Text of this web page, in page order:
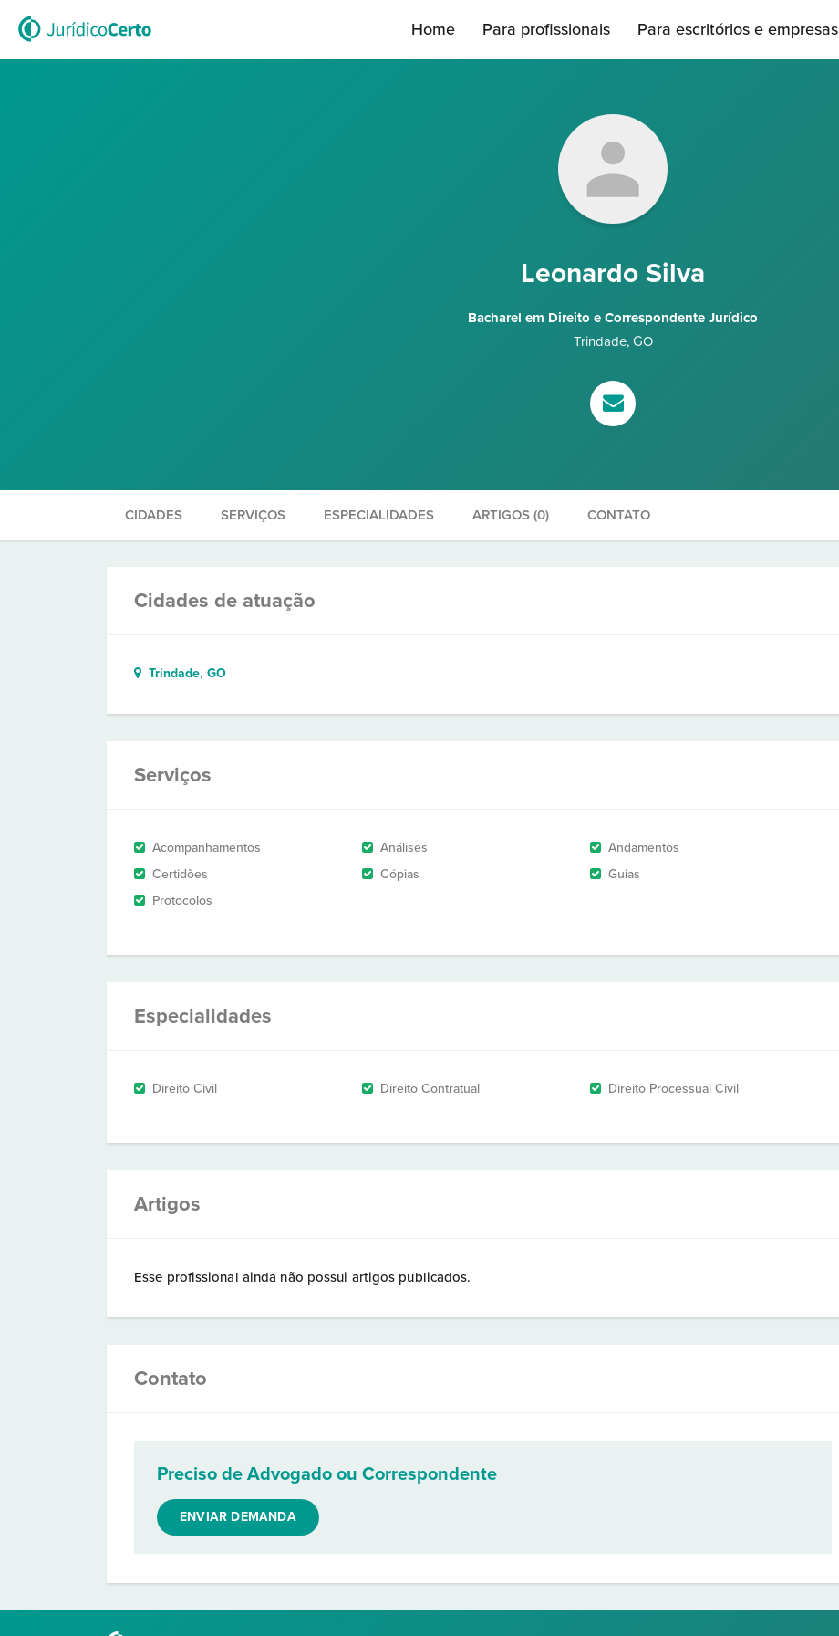
Home Para profissionais Para escritórios e empresas
Leonardo Silva
Bacharel em Direito e Correspondente Jurídico
Trindade, GO
CIDADES SERVIÇOS ESPECIALIDADES ARTIGOS (0) CONTATO
Cidades de atuação
Trindade, GO
Serviços
Acompanhamentos Análises
Andamentos
Certidões
Cópias
Guias
Protocolos
Especialidades
Direito Civil Direito Contratual Direito Processual Civil
Artigos
Esse profissional ainda não possui artigos publicados.
Contato
Preciso de Advogado ou Correspondente
ENVIAR DEMANDA